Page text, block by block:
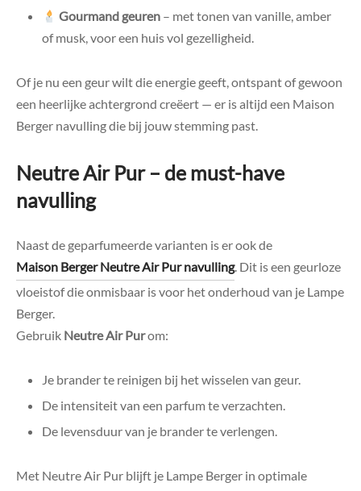
Gourmand geuren – met tonen van vanille, amber
of musk, voor een huis vol gezelligheid.
Of je nu een geur wilt die energie geeft, ontspant of gewoon
een heerlijke achtergrond creëert — er is altijd een Maison
Berger navulling die bij jouw stemming past.
Neutre Air Pur – de must-have
navulling
Naast de geparfumeerde varianten is er ook de
Maison Berger Neutre Air Pur navulling. Dit is een geurloze
vloeistof die onmisbaar is voor het onderhoud van je Lampe
Berger.
Gebruik Neutre Air Purom:
Je brander te reinigen bij het wisselen van geur.
De intensiteit van een parfum te verzachten.
De levensduur van je brander te verlengen.
Met Neutre Air Pur blijft je Lampe Berger in optimale